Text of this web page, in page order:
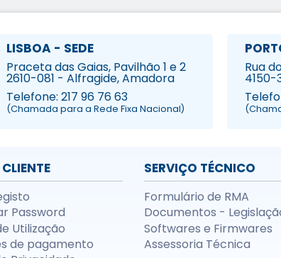
LISBOA - SEDE
Praceta das Gaias, Pavilhão 1 e 2
2610-081 - Alfragide, Amadora
Telefone: 217 96 76 63
(Chamada para a Rede Fixa Nacional)
Rua
Password
Utilização
de pagamento
SERVIÇO TÉCNICO
Formulário de RMA
Documentos -
Softwares e Firmwares
Assessoria Técnica